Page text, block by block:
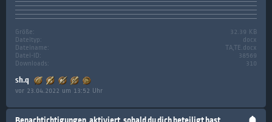
Größe:
32.39 KB
Dateityp:
docx
Dateiname:
TA,TE.docx
Datei-ID:
38569
Downloads:
310
sh.q
vor 23.04.2022 um 13:52 Uhr